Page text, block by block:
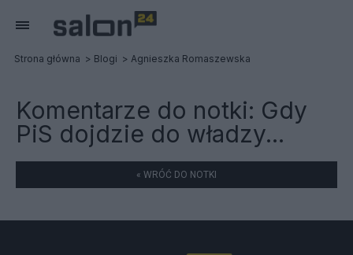
Strona główna Blogi Agnieszka Romaszewska
Komentarze do notki: Gdy
PiS dojdzie do władzy...
« WRÓĆ DO NOTKI